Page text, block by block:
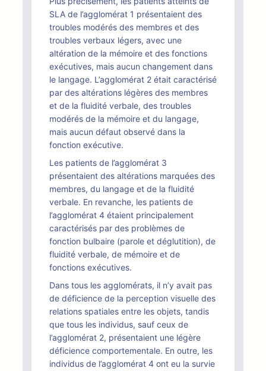
SLA de l’agglomérat 1 présentaient des
troubles modérés des membres et des
troubles verbaux légers, avec une
altération de la mémoire et des fonctions
exécutives, mais aucun changement dans
le langage. L’agglomérat 2 était caractérisé
par des altérations légères des membres
et de la fluidité verbale, des troubles
modérés de la mémoire et du langage,
mais aucun défaut observé dans la
fonction exécutive.
Les patients de l’agglomérat 3
présentaient des altérations marquées des
membres, du langage et de la fluidité
verbale. En revanche, les patients de
l’agglomérat 4 étaient principalement
caractérisés par des problèmes de
fonction bulbaire (parole et déglutition), de
fluidité verbale, de mémoire et de
fonctions exécutives.
Dans tous les agglomérats, il n’y avait pas
de déficience de la perception visuelle des
relations spatiales entre les objets, tandis
que tous les individus, sauf ceux de
l’agglomérat 2, présentaient une légère
déficience comportementale. En outre, les
individus de l’agglomérat 4 ont eu la survie